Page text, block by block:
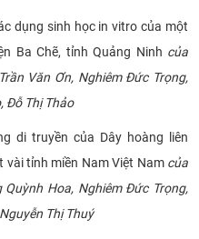
dụng sinh học in vitro của một
Ba Chẽ, tỉnh Quảng Ninh của
Văn Ơn, Nghiêm Đức Trọng,
Đỗ Thị Thảo
di truyền của Dây hoàng liên
vài tỉnh miền Nam Việt Nam của
Hoa, Nghiêm Đức Trọng,
Thị Thuý